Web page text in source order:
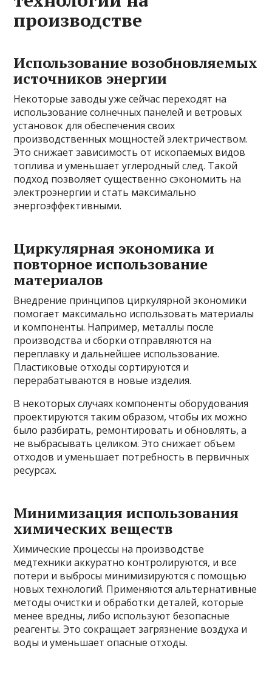
производстве
Использование возобновляемых
источников энергии
Некоторые заводы уже сейчас переходят на
использование солнечных панелей и ветровых
установок для обеспечения своих
производственных мощностей электричеством.
Это снижает зависимость от ископаемых видов
топлива и уменьшает углеродный след. Такой
подход позволяет существенно сэкономить на
электроэнергии и стать максимально
энергоэффективными.
Циркулярная экономика и
повторное использование
материалов
Внедрение принципов циркулярной экономики
помогает максимально использовать материалы
и компоненты. Например, металлы после
производства и сборки отправляются на
переплавку и дальнейшее использование.
Пластиковые отходы сортируются и
перерабатываются в новые изделия.
В некоторых случаях компоненты оборудования
проектируются таким образом, чтобы их можно
было разбирать, ремонтировать и обновлять, а
не выбрасывать целиком. Это снижает объем
отходов и уменьшает потребность в первичных
ресурсах.
Минимизация использования
химических веществ
Химические процессы на производстве
медтехники аккуратно контролируются, и все
потери и выбросы минимизируются с помощью
новых технологий. Применяются альтернативные
методы очистки и обработки деталей, которые
менее вредны, либо используют безопасные
реагенты. Это сокращает загрязнение воздуха и
воды и уменьшает опасные отходы.